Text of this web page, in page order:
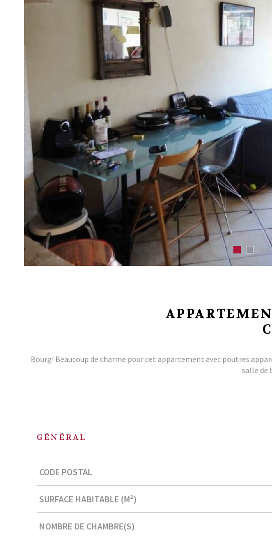
Bourg! Beaucoup de charme pour cet appartement avec poutres
salle de
GÉNÉRAL
Caractérisque
CODE POSTAL
SURFACE HABITABLE (M²)
NOMBRE DE CHAMBRE(S)